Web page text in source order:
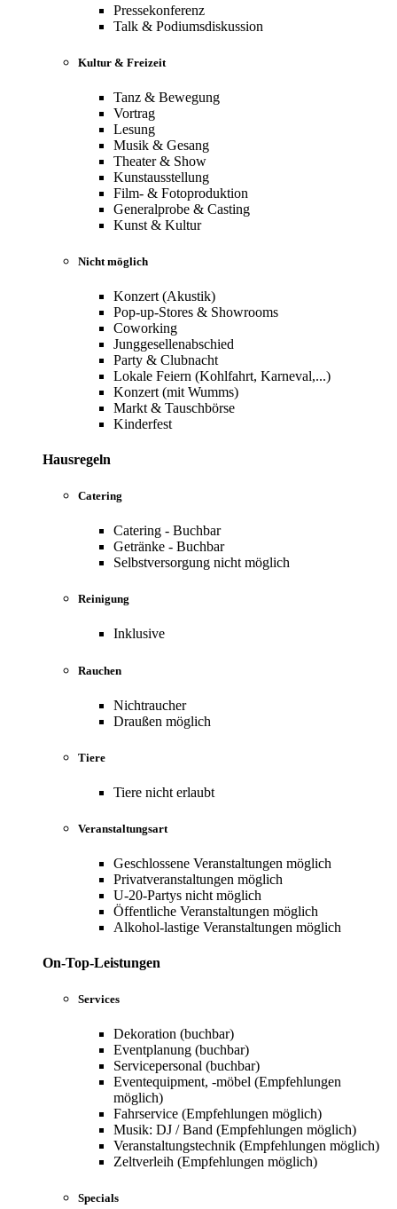
Pressekonferenz
Talk & Podiumsdiskussion
Kultur & Freizeit
Tanz & Bewegung
Vortrag
Lesung
Musik & Gesang
Theater & Show
Kunstausstellung
Film- & Fotoproduktion
Generalprobe & Casting
Kunst & Kultur
Nicht möglich
Konzert (Akustik)
Pop-up-Stores & Showrooms
Coworking
Junggesellenabschied
Party & Clubnacht
Lokale Feiern (Kohlfahrt, Karneval,...)
Konzert (mit Wumms)
Markt & Tauschbörse
Kinderfest
Hausregeln
Catering
Catering - Buchbar
Getränke - Buchbar
Selbstversorgung nicht möglich
Reinigung
Inklusive
Rauchen
Nichtraucher
Draußen möglich
Tiere
Tiere nicht erlaubt
Veranstaltungsart
Geschlossene Veranstaltungen möglich
Privatveranstaltungen möglich
U-20-Partys nicht möglich
Öffentliche Veranstaltungen möglich
Alkohol-lastige Veranstaltungen möglich
On-Top-Leistungen
Services
Dekoration (buchbar)
Eventplanung (buchbar)
Servicepersonal (buchbar)
Eventequipment, -möbel (Empfehlungen
möglich)
Fahrservice (Empfehlungen möglich)
Musik: DJ / Band (Empfehlungen möglich)
Veranstaltungstechnik (Empfehlungen möglich)
Zeltverleih (Empfehlungen möglich)
Specials